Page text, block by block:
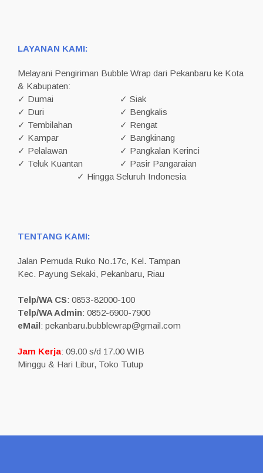
LAYANAN KAMI:
Melayani Pengiriman Bubble Wrap dari Pekanbaru ke Kota
& Kabupaten:
✓ Dumai
✓ Siak
✓ Duri
✓ Bengkalis
✓ Tembilahan
✓ Rengat
✓ Kampar
✓ Bangkinang
✓ Pelalawan
✓ Pangkalan Kerinci
✓ Teluk Kuantan
✓ Pasir Pangaraian
✓ Hingga Seluruh Indonesia
TENTANG KAMI:
Jalan Pemuda Ruko No.17c, Kel. Tampan
Kec. Payung Sekaki, Pekanbaru, Riau
Telp/WA CS: 0853-82000-100
Telp/WA Admin: 0852-6900-7900
eMail: pekanbaru.bubblewrap@gmail.com
Jam Kerja: 09.00 s/d 17.00 WIB
Minggu & Hari Libur, Toko Tutup